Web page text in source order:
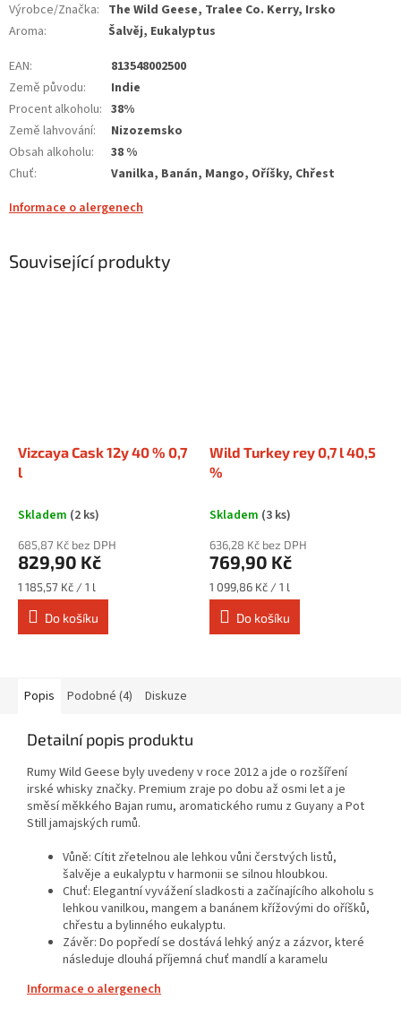
Výrobce/Značka: The Wild Geese, Tralee Co. Kerry, Irsko
Aroma:
Šalvěj, Eukalyptus
EAN:
813548002500
Země původu:
Indie
Procent alkoholu: 38%
Země lahvování:
Nizozemsko
Obsah alkoholu:
38 %
Chuť:
Vanilka, Banán, Mango, Oříšky, Chřest
Informace o alergenech
Související produkty
Vizcaya Cask 12y 40 % 0,7
l
Skladem (2 ks)
685,87 Kč bez DPH
829,90 Kč
Měrná
cena:
1 185,57 Kč / 1 l
Do košíku
Wild Turkey rey 0,7 l 40,5
%
Skladem (3 ks)
636,28 Kč bez DPH
769,90 Kč
Měrná
cena:
1 099,86 Kč / 1 l
Do košíku
Popis Podobné (4) Diskuze
Detailní popis produktu
Rumy Wild Geese byly uvedeny v roce 2012 a jde o rozšíření
irské whisky značky. Premium zraje po dobu až osmi let a je
směsí měkkého Bajan rumu, aromatického rumu z Guyany a Pot
Still jamajských rumů.
Vůně: Cítit zřetelnou ale lehkou vůni čerstvých listů,
šalvěje a eukalyptu v harmonii se silnou hloubkou.
Chuť: Elegantní vyvážení sladkosti a začínajícího alkoholu s
lehkou vanilkou, mangem a banánem křížovými do oříšků,
chřestu a bylinného eukalyptu.
Závěr: Do popředí se dostává lehký anýz a zázvor, které
následuje dlouhá příjemná chuť mandlí a karamelu
Informace o alergenech